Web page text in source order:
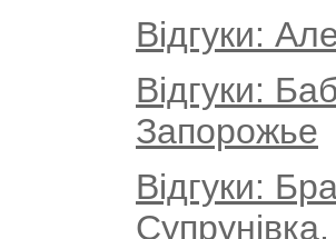
Відгуки:
Відгуки:
Запорожье
Відгуки: